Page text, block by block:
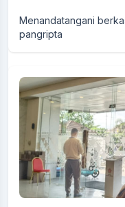
Menandatangani
pangripta